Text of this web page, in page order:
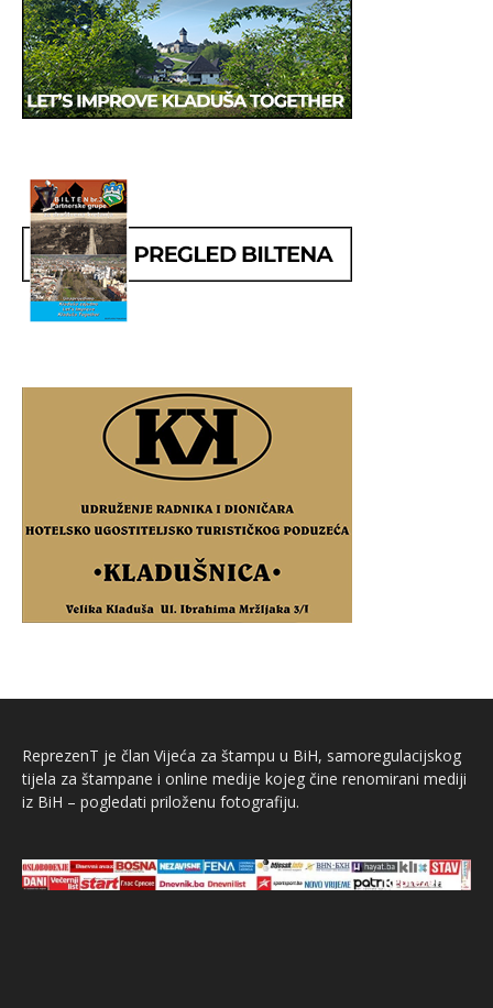
ReprezenT je član Vijeća za štampu u BiH, samoregulacijskog
tijela za štampane i online medije kojeg čine renomirani mediji
iz BiH – pogledati priloženu fotografiju.